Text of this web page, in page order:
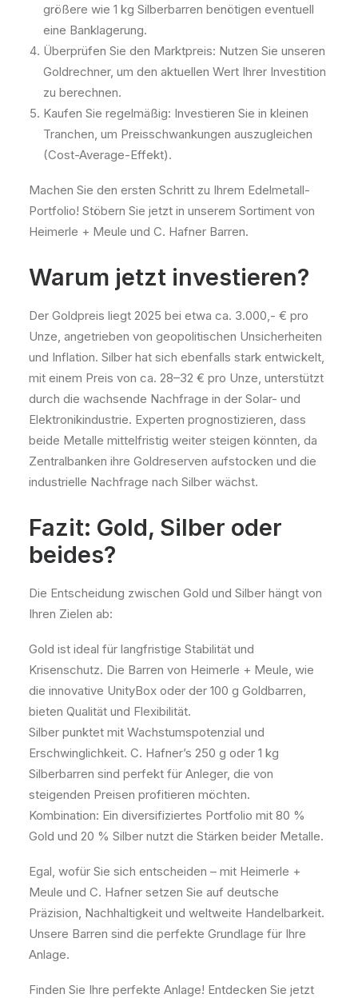
größere wie 1 kg Silberbarren benötigen eventuell
eine Banklagerung.
Überprüfen Sie den Marktpreis: Nutzen Sie unseren
Goldrechner, um den aktuellen Wert Ihrer Investition
zu berechnen.
Kaufen Sie regelmäßig: Investieren Sie in kleinen
Tranchen, um Preisschwankungen auszugleichen
(Cost-Average-Effekt).
Machen Sie den ersten Schritt zu Ihrem Edelmetall-
Portfolio! Stöbern Sie jetzt in unserem Sortiment von
Heimerle + Meule und C. Hafner Barren.
Warum jetzt investieren?
Der Goldpreis liegt 2025 bei etwa ca. 3.000,- € pro
Unze, angetrieben von geopolitischen Unsicherheiten
und Inflation. Silber hat sich ebenfalls stark entwickelt,
mit einem Preis von ca. 28–32 € pro Unze, unterstützt
durch die wachsende Nachfrage in der Solar- und
Elektronikindustrie. Experten prognostizieren, dass
beide Metalle mittelfristig weiter steigen könnten, da
Zentralbanken ihre Goldreserven aufstocken und die
industrielle Nachfrage nach Silber wächst.
Fazit: Gold, Silber oder
beides?
Die Entscheidung zwischen Gold und Silber hängt von
Ihren Zielen ab:
Gold ist ideal für langfristige Stabilität und
Krisenschutz. Die Barren von Heimerle + Meule, wie
die innovative UnityBox oder der 100 g Goldbarren,
bieten Qualität und Flexibilität.
Silber punktet mit Wachstumspotenzial und
Erschwinglichkeit. C. Hafner’s 250 g oder 1 kg
Silberbarren sind perfekt für Anleger, die von
steigenden Preisen profitieren möchten.
Kombination: Ein diversifiziertes Portfolio mit 80 %
Gold und 20 % Silber nutzt die Stärken beider Metalle.
Egal, wofür Sie sich entscheiden – mit Heimerle +
Meule und C. Hafner setzen Sie auf deutsche
Präzision, Nachhaltigkeit und weltweite Handelbarkeit.
Unsere Barren sind die perfekte Grundlage für Ihre
Anlage.
Finden Sie Ihre perfekte Anlage! Entdecken Sie jetzt